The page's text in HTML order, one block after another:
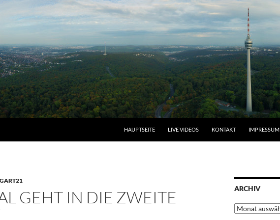
HAUPTSEITE LIVE VIDEOS KONTAKT IMPRESSUM
GEHT IN DIE ZWEITE
ARCHIV
Archiv